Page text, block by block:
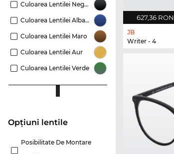
Culoarea Lentilei Negru
Culoarea Lentilei Albastru
Culoarea Lentilei Maro
Culoarea Lentilei Aur
Culoarea Lentilei Verde
Opțiuni lentile
Posibilitate De Montare
627,36 RON
JB
Writer - 4